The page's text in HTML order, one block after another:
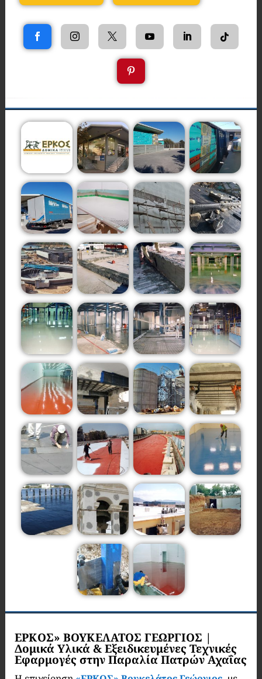
ΕΡΚΟΣ» ΒΟΥΚΕΛΑΤΟΣ ΓΕΩΡΓΙΟΣ |
Δομικά Υλικά & Εξειδικευμένες Τεχνικές
Εφαρμογές στην Παραλία Πατρών Αχαΐας